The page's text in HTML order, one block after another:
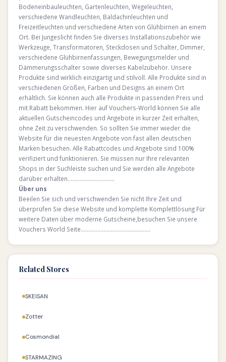
Bodeneinbauleuchten, Gartenleuchten, Wegeleuchten,
verschiedene Wandleuchten, Baldachinleuchten und
Freizeitleuchten und verschiedene Arten von Glühbirnen an einem
Ort. Bei Jungeslicht finden Sie diverses Installationszubehör wie
Werkzeuge, Transformatoren, Steckdosen und Schalter, Dimmer,
verschiedene Glühbirnenfassungen, Bewegungsmelder und
Dämmerungsschalter sowie diverses Kabelzubehör. Unsere
Produkte sind wirklich einzigartig und stilvoll. Alle Produkte sind in
verschiedenen Größen, Farben und Designs an einem Ort
erhältlich. Sie können auch alle Produkte in passenden Preis und
mit Rabatt bekommen. Hier auf Vouchers-World können Sie alle
aktuellen Gutscheincodes und Angebote in kurzer Zeit erhalten,
ohne Zeit zu verschwenden. So sollten Sie immer wieder die
Website für die neuesten Angebote von fast allen deutschen
Marken besuchen. Alle Rabattcodes und Angebote sind 100%
verifiziert und funktionieren. Sie müssen nur Ihre relevanten
Shops in der Suchleiste suchen und Sie werden alle Angebote
darüber erhalten………………………….
Über uns
Beeilen Sie sich und verschwenden Sie nicht Ihre Zeit und
überprüfen Sie diese Website und komplette Komplettlösung Für
weitere Daten über moderne Gutscheine,besuchen Sie unsere
Vouchers World Seite……………………………………….
Related Stores
SKEISAN
Zotter
Cosmondial
STARMAZING